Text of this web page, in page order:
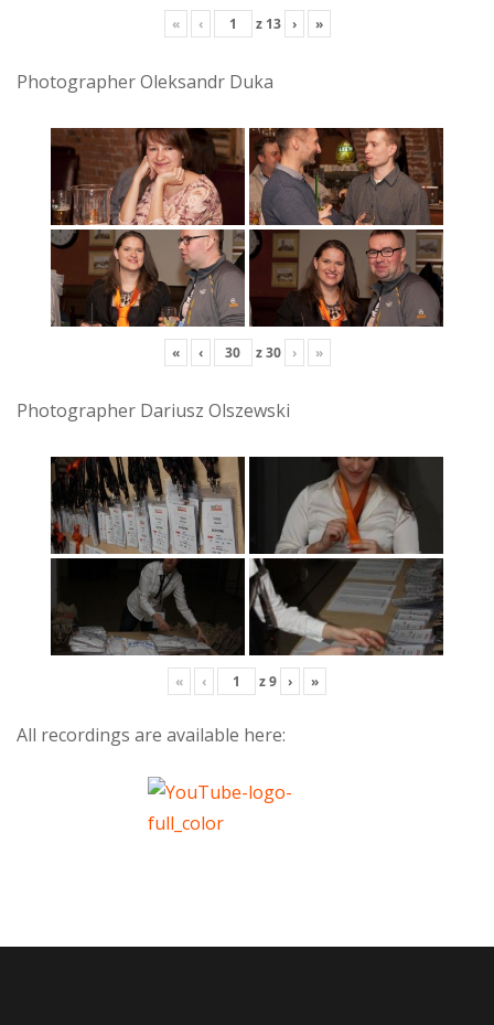
« ‹ z 13 › »
Photographer Oleksandr Duka
« ‹ z30 › »
Photographer Dariusz Olszewski
« ‹ z9 › »
All recordings are available here: